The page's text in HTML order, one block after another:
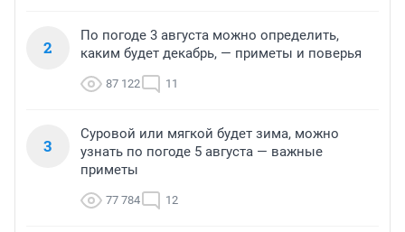
2
По погоде 3 августа можно определить,
каким будет декабрь, — приметы и поверья
87 122 11
3
Суровой или мягкой будет зима, можно
узнать по погоде 5 августа — важные
приметы
77 784 12